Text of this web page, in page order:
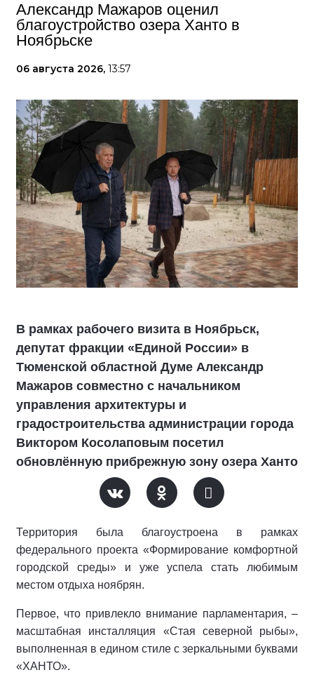
Александр Мажаров оценил
благоустройство озера Ханто в
Ноябрьске
06 августа 2026, 13:57
В рамках рабочего визита в Ноябрьск,
депутат фракции «Единой России» в
Тюменской областной Думе Александр
Мажаров совместно с начальником
управления архитектуры и
градостроительства администрации города
Виктором Косолаповым посетил
обновлённую прибрежную зону озера Ханто
Территория была благоустроена в рамках
федерального проекта «Формирование комфортной
городской среды» и уже успела стать любимым
местом отдыха ноябрян.
Первое, что привлекло внимание парламентария, –
масштабная инсталляция «Стая северной рыбы»,
выполненная в едином стиле с зеркальными буквами
«ХАНТО».